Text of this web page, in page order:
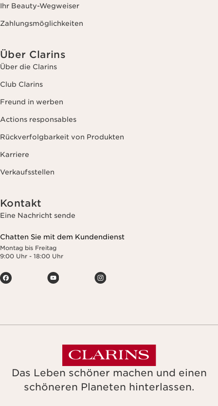
Ihr Beauty-Wegweiser
Zahlungsmöglichkeiten
Über Clarins
Über die Clarins
Club Clarins
Freund in werben
Actions responsables
Rückverfolgbarkeit von Produkten
Karriere
Verkaufsstellen
Kontakt
Eine Nachricht sende
Chatten Sie mit dem Kundendienst
Montag bis Freitag
9:00 Uhr - 18:00 Uhr
Das Leben schöner machen und einen
schöneren Planeten hinterlassen.